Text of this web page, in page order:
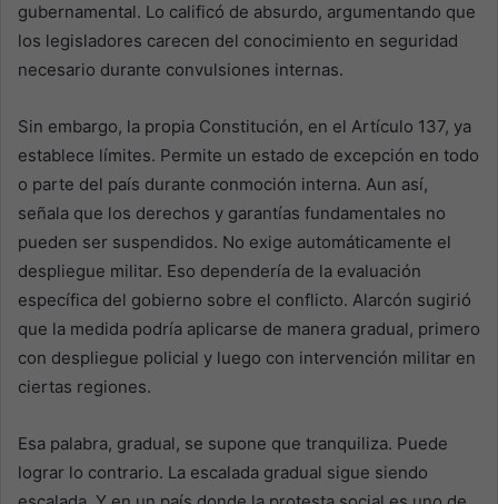
gubernamental. Lo calificó de absurdo, argumentando que
los legisladores carecen del conocimiento en seguridad
necesario durante convulsiones internas.
Sin embargo, la propia Constitución, en el Artículo 137, ya
establece límites. Permite un estado de excepción en todo
o parte del país durante conmoción interna. Aun así,
señala que los derechos y garantías fundamentales no
pueden ser suspendidos. No exige automáticamente el
despliegue militar. Eso dependería de la evaluación
específica del gobierno sobre el conflicto. Alarcón sugirió
que la medida podría aplicarse de manera gradual, primero
con despliegue policial y luego con intervención militar en
ciertas regiones.
Esa palabra, gradual, se supone que tranquiliza. Puede
lograr lo contrario. La escalada gradual sigue siendo